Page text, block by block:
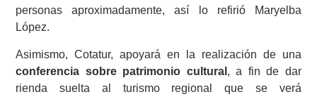
personas aproximadamente, así lo refirió Maryelba
López.
Asimismo, Cotatur, apoyará en la realización de una
conferencia sobre patrimonio cultural , a fin de dar
rienda suelta al turismo regional que se verá